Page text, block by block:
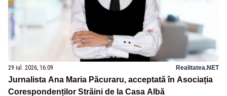
29 iul. 2026, 16:09 Realitatea.NET
Jurnalista Ana Maria Păcuraru, acceptată în Asociația
Corespondenților Străini de la Casa Albă